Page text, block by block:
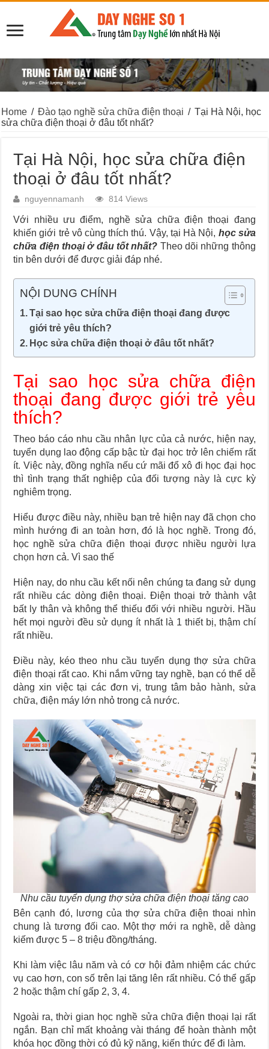
Home / Đào tạo nghề sửa chữa điện thoại / Tại Hà Nội, học
sửa chữa điện thoại ở đâu tốt nhất?
Tại Hà Nội, học sửa chữa điện
thoại ở đâu tốt nhất?
nguyennamanh 814 Views
Với nhiều ưu điểm, nghề sửa chữa điện thoại đang
khiến giới trẻ vô cùng thích thú. Vậy, tại Hà Nội, học sửa
chữa điện thoại ở đâu tốt nhất? Theo dõi những thông
tin bên dưới để được giải đáp nhé.
NỘI DUNG CHÍNH
Tại sao học sửa chữa điện thoại đang được
giới trẻ yêu thích?
Học sửa chữa điện thoại ở đâu tốt nhất?
Tại sao học sửa chữa điện
thoại đang được giới trẻ yêu
thích?
Theo báo cáo nhu cầu nhân lực của cả nước, hiện nay,
tuyển dụng lao động cấp bậc từ đại học trở lên chiếm rất
ít. Việc này, đồng nghĩa nếu cứ mãi đổ xô đi học đại học
thì tình trạng thất nghiệp của đối tượng này là cực kỳ
nghiêm trọng.
Hiểu được điều này, nhiều bạn trẻ hiện nay đã chọn cho
mình hướng đi an toàn hơn, đó là học nghề. Trong đó,
học nghề sửa chữa điện thoại được nhiều người lựa
chọn hơn cả. Vì sao thế
Hiện nay, do nhu cầu kết nối nên chúng ta đang sử dụng
rất nhiều các dòng điện thoại. Điện thoại trở thành vật
bất ly thân và không thể thiếu đối với nhiều người. Hầu
hết mọi người đều sử dụng ít nhất là 1 thiết bị, thậm chí
rất nhiều.
Điều này, kéo theo nhu cầu tuyển dụng thợ sửa chữa
điện thoại rất cao. Khi nắm vững tay nghề, bạn có thể dễ
dàng xin việc tại các đơn vị, trung tâm bảo hành, sửa
chữa, điện máy lớn nhỏ trong cả nước.
Nhu cầu tuyển dụng thợ sửa chữa điện thoại tăng cao
Bên cạnh đó, lương của thợ sửa chữa điện thoai nhìn
chung là tương đối cao. Một thợ mới ra nghề, dễ dàng
kiếm được 5 – 8 triệu đồng/tháng.
Khi làm việc lâu năm và có cơ hội đảm nhiệm các chức
vụ cao hơn, con số trên lại tăng lên rất nhiều. Có thể gấp
2 hoặc thậm chí gấp 2, 3, 4.
Ngoài ra, thời gian học nghề sửa chữa điện thoại lại rất
ngắn. Bạn chỉ mất khoảng vài tháng để hoàn thành một
khóa học đồng thời có đủ kỹ năng, kiến thức để đi làm.